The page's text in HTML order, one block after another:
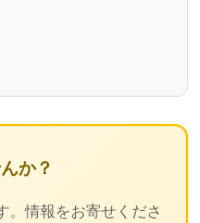
か？
。情報をお寄せくださ